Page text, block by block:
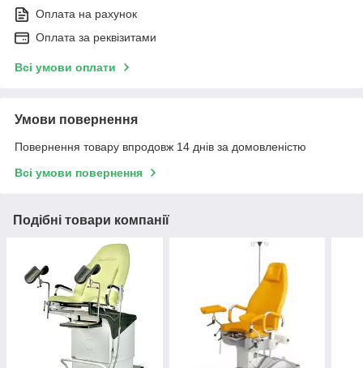
Оплата на рахунок
Оплата за реквізитами
Всі умови оплати
Умови повернення
Повернення товару впродовж 14 днів за домовленістю
Всі умови повернення
Подібні товари компанії